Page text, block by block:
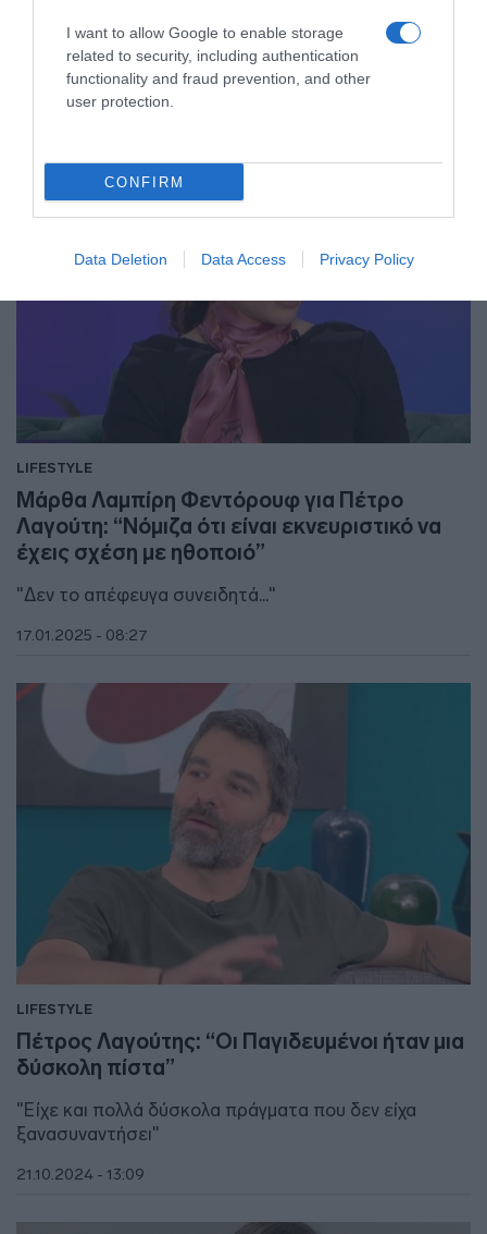
I want to allow Google to enable storage
related to security, including authentication
functionality and fraud prevention, and other
user protection.
CONFIRM
Data Deletion Data Access Privacy Policy
“Δεν έχει χρειαστεί να μεταφέρουμε την προσωπική
ζωή στη δουλειά"
27.01.2025 - 10:31
LIFESTYLE
Μάρθα Λαμπίρη Φεντόρουφ για Πέτρο
Λαγούτη: “Νόμιζα ότι είναι εκνευριστικό να
έχεις σχέση με ηθοποιό”
"Δεν το απέφευγα συνειδητά..."
17.01.2025 - 08:27
LIFESTYLE
Πέτρος Λαγούτης: “Οι Παγιδευμένοι ήταν μια
δύσκολη πίστα”
"Είχε και πολλά δύσκολα πράγματα που δεν είχα
ξανασυναντήσει"
21.10.2024 - 13:09